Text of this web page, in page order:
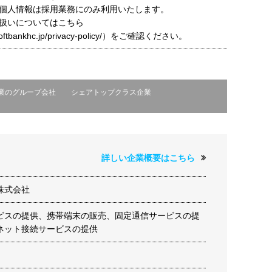
人情報は採用業務にのみ利用いたします。
いについてはこちら
privacy-policy/）をご確認ください。
のグループ会社 シェアトップクラス企業
詳しい企業概要はこちら
式会社
スの提供、携帯端末の販売、固定通信サービスの提
ット接続サービスの提供